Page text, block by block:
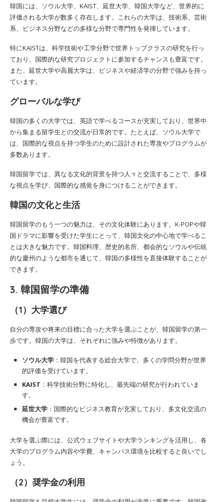
韓国には、ソウル大学、KAIST、延世大学、韓国大学など、世界的に
評価される大学が数多く存在します。これらの大学は、技術系、芸術
系、ビジネス分野などの多様な分野で専門性を発揮しています。
特にKAISTは、科学技術や工学分野で世界トップクラスの研究を行っ
ており、国際的な研究プロジェクトに参加するチャンスも豊富です。
また、延世大学や高麗大学は、ビジネスや経済学の分野で強みを持っ
ています。
グローバルな学び
韓国の多くの大学では、英語で学べるコースが充実しており、世界中
から集まる留学生との交流が日常的です。たとえば、ソウル大学で
は、国際的な視点を持つ学生のために設計された専攻やプログラムが
多数あります。
韓国留学では、異なる文化的背景を持つ人々と交流することで、多様
な視点を学び、国際的な感覚を身につけることができます。
韓国の文化と生活
韓国留学のもう一つの魅力は、その文化体験にあります。K-POPや韓
国ドラマに影響を受けた学生にとって、韓国文化の中心地で学べるこ
とは大きな魅力です。韓国料理、歴史的名所、都会的なソウルや伝統
的な慶州のような都市を通じて、韓国の多様性を直接体験することが
できます。
3. 韓国留学の準備
（1）大学選び
自分の専攻や将来の目標に合った大学を選ぶことが、韓国留学の第一
歩です。韓国の大学は、それぞれに強みや特徴があります。
ソウル大学 ：韓国を代表する総合大学で、多くの学問分野が世界
的評価を受けています。
KAIST ：科学技術分野に特化し、最先端の研究が行われていま
す。
延世大学 ：国際的なビジネス教育が充実しており、多文化交流の
機会が豊富です。
大学を選ぶ際には、公式ウェブサイトや大学ランキングを活用し、各
大学のプログラム内容や学費、キャンパス環境を比較すると良いでし
ょう。
（2）奨学金の利用